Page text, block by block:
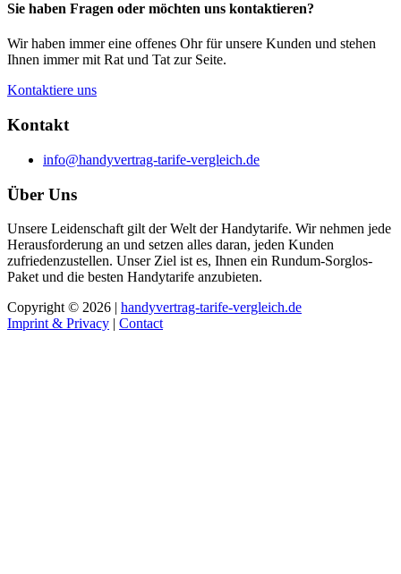
Sie haben Fragen oder möchten uns kontaktieren?
Wir haben immer eine offenes Ohr für unsere Kunden und stehen
Ihnen immer mit Rat und Tat zur Seite.
Kontaktiere uns
Kontakt
info@handyvertrag-tarife-vergleich.de
Über Uns
Unsere Leidenschaft gilt der Welt der Handytarife. Wir nehmen jede
Herausforderung an und setzen alles daran, jeden Kunden
zufriedenzustellen. Unser Ziel ist es, Ihnen ein Rundum-Sorglos-
Paket und die besten Handytarife anzubieten.
Copyright © 2026 | handyvertrag-tarife-vergleich.de
Imprint & Privacy | Contact